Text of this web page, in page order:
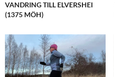
VANDRING TILL ELVERSHEI
(1375 MÖH)